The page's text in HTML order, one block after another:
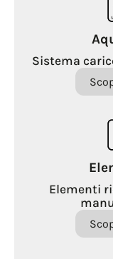
Sistema
Elementi